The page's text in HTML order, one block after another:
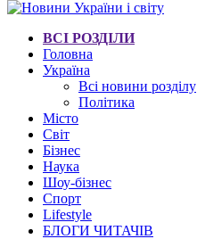
ВСІ РОЗДІЛИ
Головна
Україна
Всі новини розділу
Політика
Місто
Світ
Бізнес
Наука
Шоу-бізнес
Спорт
Lifestyle
БЛОГИ ЧИТАЧІВ